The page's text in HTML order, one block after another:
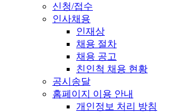
신청/접수
인사채용
인재상
채용 절차
채용 공고
친인척 채용 현황
공시송달
홈페이지 이용 안내
개인정보 처리 방침